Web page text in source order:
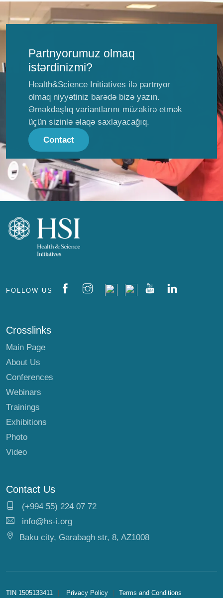
Partnyorumuz olmaq
istərdinizmi?
Health&Science Initiatives ilə partnyor
olmaq niyyətiniz barədə bizə yazın.
Əməkdaşlıq variantlarını müzakirə etmək
üçün sizinlə əlaqə saxlayacağıq.
Contact
FOLLOW US
Crosslinks
Main Page
About Us
Conferences
Webinars
Trainings
Exhibitions
Photo
Video
Contact Us
(+994 55) 224 07 72
info@hs-i.org
Baku city, Garabagh str, 8, AZ1008
TIN 1505133411 Privacy Policy Terms and Conditions